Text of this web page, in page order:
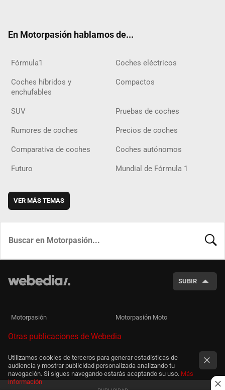
En Motorpasión hablamos de...
Fórmula1 Coches eléctricos
Coches híbridos y
enchufables
Compactos
SUV Pruebas de coches
Rumores de coches Precios de coches
Comparativa de coches Coches autónomos
Futuro Mundial de Fórmula 1
VER MÁS TEMAS
SUBIR
Motorpasión Motorpasión Moto
Otras publicaciones de Webedia
Utilizamos cookies de terceros para generar estadísticas de
audiencia y mostrar publicidad personalizada analizando tu
navegación. Si sigues navegando estarás aceptando su uso. Más
información